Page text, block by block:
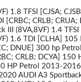
1.8 TFSI [CJSA;
[CRBC; CRLB;
III (8VA,8VF) 1.4
1.6 TDI [CLHA]
DNUE] 300 hp
CRLB; DCYA] 150
HP Petrol 2013-
AUDI A3